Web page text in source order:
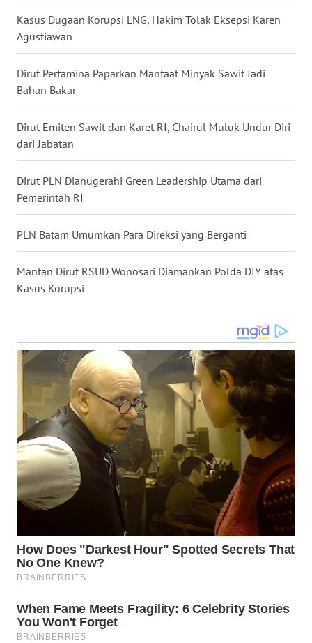
Kasus Dugaan Korupsi LNG, Hakim Tolak Eksepsi Karen
Agustiawan
Dirut Pertamina Paparkan Manfaat Minyak Sawit Jadi
Bahan Bakar
Dirut Emiten Sawit dan Karet RI, Chairul Muluk Undur Diri
dari Jabatan
Dirut PLN Dianugerahi Green Leadership Utama dari
Pemerintah RI
PLN Batam Umumkan Para Direksi yang Berganti
Mantan Dirut RSUD Wonosari Diamankan Polda DIY atas
Kasus Korupsi
SULUT
MALUKU
MALUT
WN
DAIRI
WN
DANAU
NIAS
LANGKAT
WN
TAPANULI
SELATAN
WN
TANJUNG
LESUNG
WN
SIMALUNGUN
WN
LABUHANBATU